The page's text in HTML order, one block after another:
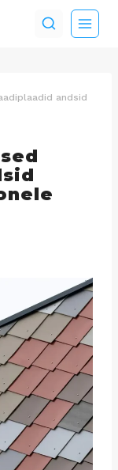
andsid